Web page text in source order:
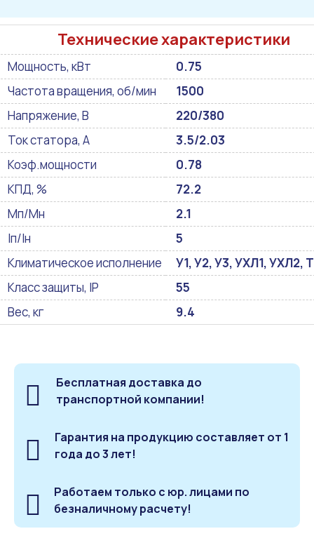
Технические характеристики
Мощность, кВт
0.75
Частота вращения, об/мин
1500
Напряжение, В
220/380
Ток статора, А
3.5/2.03
Коэф.мощности
0.78
КПД, %
72.2
Мп/Мн
2.1
Iп/Iн
5
Климатическое исполнение
У1, У2, У3, УХЛ1, УХЛ2,
Класс защиты, IP
55
Вес, кг
9.4
Бесплатная доставка до
транспортной компании!
Гарантия на продукцию составляет от 1
года до 3 лет!
Работаем только с юр. лицами по
безналичному расчету!